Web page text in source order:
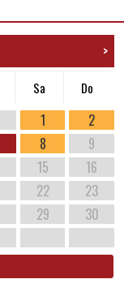
>
Sa Do
1
2
8
9
15
16
22
23
29
30